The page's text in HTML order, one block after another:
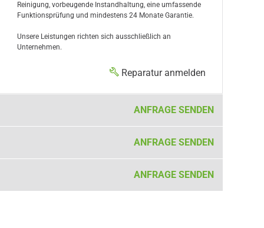
Reinigung, vorbeugende Instandhaltung, eine umfassende
Funktionsprüfung und mindestens 24 Monate Garantie.
Unsere Leistungen richten sich ausschließlich an
Unternehmen.
Reparatur anmelden
ANFRAGE SENDEN
ANFRAGE SENDEN
ANFRAGE SENDEN